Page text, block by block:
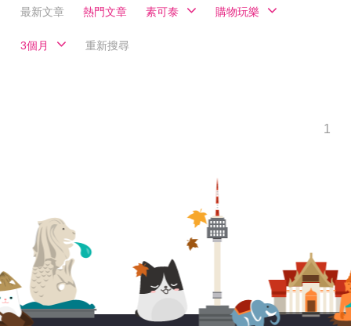
最新文章 熱門文章 素可泰 購物玩樂
3個月 重新搜尋
1